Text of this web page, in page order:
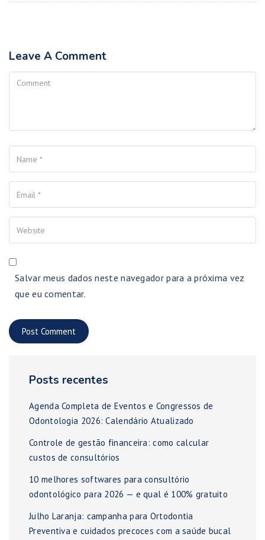
Leave A Comment
Comment
Name
Your Email
Your Website
Salvar meus dados neste navegador para a próxima vez
que eu comentar.
Posts recentes
Agenda Completa de Eventos e Congressos de
Odontologia 2026: Calendário Atualizado
Controle de gestão financeira: como calcular
custos de consultórios
10 melhores softwares para consultório
odontológico para 2026 — e qual é 100% gratuito
Julho Laranja: campanha para Ortodontia
Preventiva e cuidados precoces com a saúde bucal